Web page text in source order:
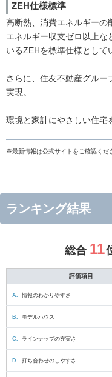
ZEH仕様標準
高断熱、消費エネルギーの
エネルギー収支ゼロ以上な
いるZEHを標準仕様として
さらに、住友不動産グルー
実現。
環境と家計にやさしい住宅
※最新情報は公式サイトをご確認くだ
ランキング結果
総合 11
評価項目
A. 情報のわかりやすさ
B. モデルハウス
C. ラインナップの充実さ
D. 打ち合わせのしやすさ